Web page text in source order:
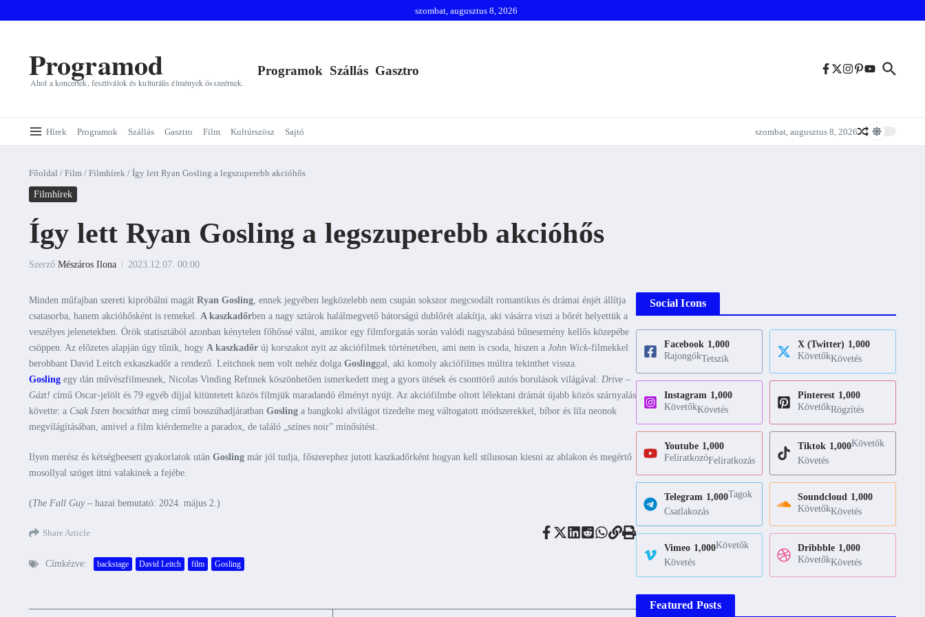
szombat, augusztus 8, 2026
Programod
Ahol a koncertek, fesztiválok és kulturális élmények összeérnek.
Programok Szállás Gasztro
Hírek Programok Szállás Gasztro Film Kultúrszösz Sajtó szombat, augusztus 8, 2026
Főoldal / Film / Filmhírek / Így lett Ryan Gosling a legszuperebb akcióhős
Filmhírek
Így lett Ryan Gosling a legszuperebb akcióhős
Szerző Mészáros Ilona 2023.12.07. 00:00
Minden műfajban szereti kipróbálni magát Ryan Gosling, ennek jegyében legközelebb nem csupán sokszor megcsodált romantikus és drámai énjét állítja
csatasorba, hanem akcióhősként is remekel. A kaszkadőrben a nagy sztárok halálmegvető bátorságú dublőrét alakítja, aki vásárra viszi a bőrét helyettük a
veszélyes jelenetekben. Örök statisztából azonban kénytelen főhőssé válni, amikor egy filmforgatás során valódi nagyszabású bűnesemény kellős közepébe
csöppen. Az előzetes alapján úgy tűnik, hogy A kaszkadőr új korszakot nyit az akciófilmek történetében, ami nem is csoda, hiszen a John Wick-filmekkel
berobbant David Leitch exkaszkadőr a rendező. Leitchnek nem volt nehéz dolga Goslinggal, aki komoly akciófilmes múltra tekinthet vissza.
Gosling egy dán művészfilmesnek, Nicolas Vinding Refnnek köszönhetően ismerkedett meg a gyors ütések és csonttörő autós borulások világával: Drive –
Gázt! című Oscar-jelölt és 79 egyéb díjjal kitüntetett közös filmjük maradandó élményt nyújt. Az akciófilmbe oltott lélektani drámát újabb közös szárnyalás
követte: a Csak Isten bocsáthat meg című bosszúhadjáratban Gosling a bangkoki alvilágot tizedelte meg váltogatott módszerekkel, bíbor és lila neonok
megvilágításában, amivel a film kiérdemelte a paradox, de találó „színes noir” minősítést.
Ilyen merész és kétségbeesett gyakorlatok után Gosling már jól tudja, főszerephez jutott kaszkadőrként hogyan kell stílusosan kiesni az ablakon és megértő
mosollyal szöget ütni valakinek a fejébe.
(The Fall Guy – hazai bemutató: 2024. május 2.)
Share Article
Címkézve: backstage David Leitch film Gosling
Social Icons
Facebook 1,000
RajongókTetszik
X (Twitter) 1,000
KövetőkKövetés
Instagram 1,000
KövetőkKövetés
Pinterest 1,000
KövetőkRögzítés
Youtube 1,000
FeliratkozóFeliratkozás
Tiktok 1,000Követők
Követés
Telegram 1,000Tagok
Csatlakozás
Soundcloud 1,000
KövetőkKövetés
Vimeo 1,000Követők
Követés
Dribbble 1,000
KövetőkKövetés
Featured Posts